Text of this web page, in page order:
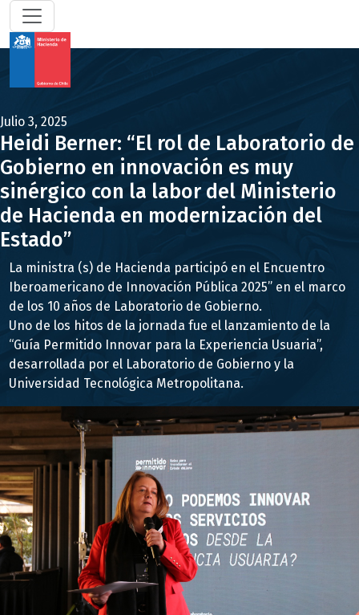
Julio 3, 2025
Heidi Berner: “El rol de Laboratorio de
Gobierno en innovación es muy
sinérgico con la labor del Ministerio
de Hacienda en modernización del
Estado”
La ministra (s) de Hacienda participó en el Encuentro
Iberoamericano de Innovación Pública 2025” en el marco
de los 10 años de Laboratorio de Gobierno.
Uno de los hitos de la jornada fue el lanzamiento de la
“Guía Permitido Innovar para la Experiencia Usuaria”,
desarrollada por el Laboratorio de Gobierno y la
Universidad Tecnológica Metropolitana.